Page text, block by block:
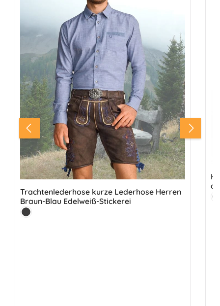
Trachtenlederhose kurze Lederhose Herren
Braun-Blau Edelweiß-Stickerei
Farbe:
Antik